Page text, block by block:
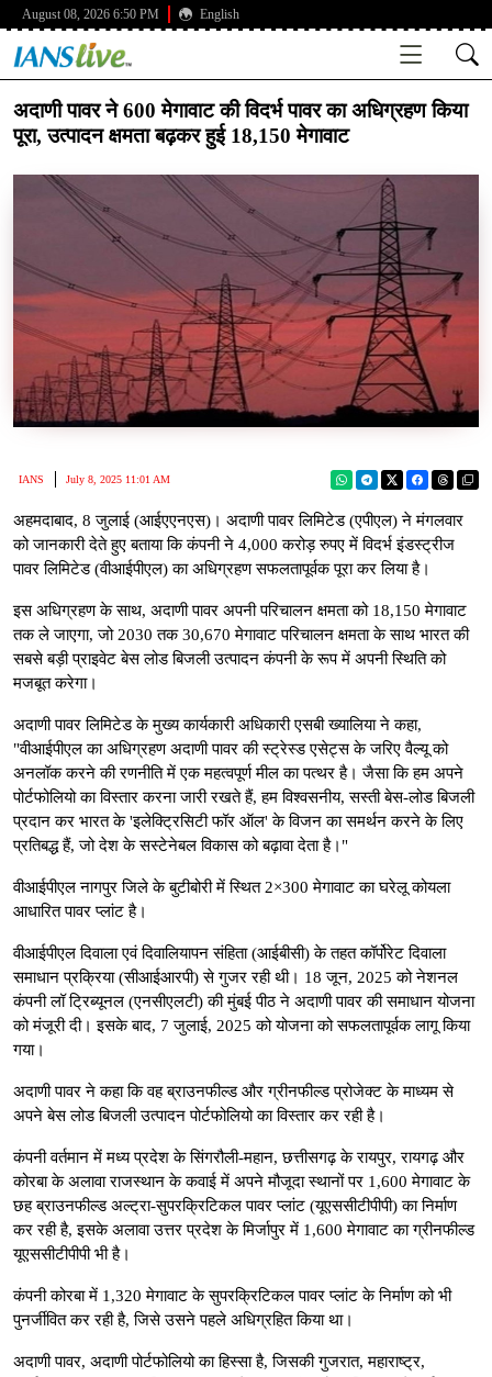
August 08, 2026 6:50 PM English
अदाणी पावर ने 600 मेगावाट की विदर्भ पावर का अधिग्रहण किया
पूरा, उत्पादन क्षमता बढ़कर हुई 18,150 मेगावाट
IANS July 8, 2025 11:01 AM
अहमदाबाद, 8 जुलाई (आईएएनएस)। अदाणी पावर लिमिटेड (एपीएल) ने मंगलवार
को जानकारी देते हुए बताया कि कंपनी ने 4,000 करोड़ रुपए में विदर्भ इंडस्ट्रीज
पावर लिमिटेड (वीआईपीएल) का अधिग्रहण सफलतापूर्वक पूरा कर लिया है।
इस अधिग्रहण के साथ, अदाणी पावर अपनी परिचालन क्षमता को 18,150 मेगावाट
तक ले जाएगा, जो 2030 तक 30,670 मेगावाट परिचालन क्षमता के साथ भारत की
सबसे बड़ी प्राइवेट बेस लोड बिजली उत्पादन कंपनी के रूप में अपनी स्थिति को
मजबूत करेगा।
अदाणी पावर लिमिटेड के मुख्य कार्यकारी अधिकारी एसबी ख्यालिया ने कहा,
"वीआईपीएल का अधिग्रहण अदाणी पावर की स्ट्रेस्ड एसेट्स के जरिए वैल्यू को
अनलॉक करने की रणनीति में एक महत्वपूर्ण मील का पत्थर है। जैसा कि हम अपने
पोर्टफोलियो का विस्तार करना जारी रखते हैं, हम विश्वसनीय, सस्ती बेस-लोड बिजली
प्रदान कर भारत के 'इलेक्ट्रिसिटी फॉर ऑल' के विजन का समर्थन करने के लिए
प्रतिबद्ध हैं, जो देश के सस्टेनेबल विकास को बढ़ावा देता है।"
वीआईपीएल नागपुर जिले के बुटीबोरी में स्थित 2×300 मेगावाट का घरेलू कोयला
आधारित पावर प्लांट है।
वीआईपीएल दिवाला एवं दिवालियापन संहिता (आईबीसी) के तहत कॉर्पोरेट दिवाला
समाधान प्रक्रिया (सीआईआरपी) से गुजर रही थी। 18 जून, 2025 को नेशनल
कंपनी लॉ ट्रिब्यूनल (एनसीएलटी) की मुंबई पीठ ने अदाणी पावर की समाधान योजना
को मंजूरी दी। इसके बाद, 7 जुलाई, 2025 को योजना को सफलतापूर्वक लागू किया
गया।
अदाणी पावर ने कहा कि वह ब्राउनफील्ड और ग्रीनफील्ड प्रोजेक्ट के माध्यम से
अपने बेस लोड बिजली उत्पादन पोर्टफोलियो का विस्तार कर रही है।
कंपनी वर्तमान में मध्य प्रदेश के सिंगरौली-महान, छत्तीसगढ़ के रायपुर, रायगढ़ और
कोरबा के अलावा राजस्थान के कवाई में अपने मौजूदा स्थानों पर 1,600 मेगावाट के
छह ब्राउनफील्ड अल्ट्रा-सुपरक्रिटिकल पावर प्लांट (यूएससीटीपीपी) का निर्माण
कर रही है, इसके अलावा उत्तर प्रदेश के मिर्जापुर में 1,600 मेगावाट का ग्रीनफील्ड
यूएससीटीपीपी भी है।
कंपनी कोरबा में 1,320 मेगावाट के सुपरक्रिटिकल पावर प्लांट के निर्माण को भी
पुनर्जीवित कर रही है, जिसे उसने पहले अधिग्रहित किया था।
अदाणी पावर, अदाणी पोर्टफोलियो का हिस्सा है, जिसकी गुजरात, महाराष्ट्र,